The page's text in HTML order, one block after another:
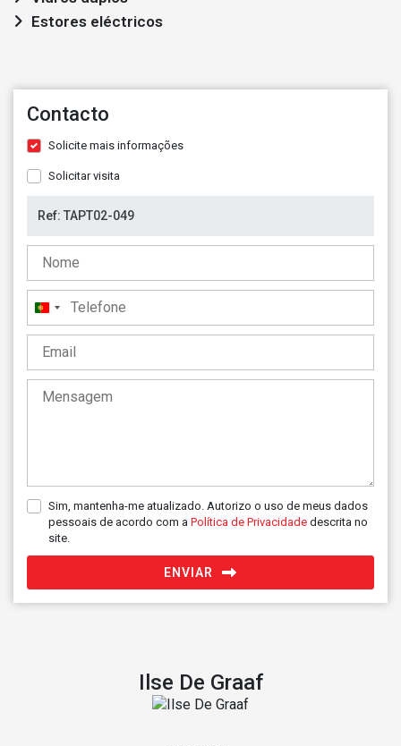
Estores eléctricos
Contacto
Solicite mais informações
Solicitar visita
Portugal
+351
Sim, mantenha-me atualizado. Autorizo o uso de meus dados
pessoais de acordo com a Política de Privacidade descrita no
site.
ENVIAR
Ilse De Graaf